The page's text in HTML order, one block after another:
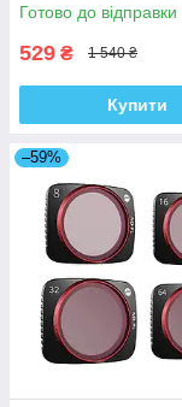
Готово до відправки
529 ₴ 1 540 ₴
Купити
–59%